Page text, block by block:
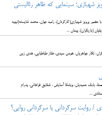
شهبازی؛ سینمایی که ظاهر رئالیستی
پرویز شهبازی(کارگردان)، رامبد جوان، محمد شایسته(تهیه
(بازیگران)، پیمان ...
نگار جواهریان، هومن سیدی، طناز طباطبایی، هدی زین
بابک حمیدیان، ویشکا آسایش ، شقایق فراهانی، پدرام
...
/ روایت سرگردانی یا سرگردانی روایی؟